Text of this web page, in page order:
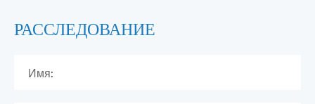
РАССЛЕДОВАНИЕ
Имя: